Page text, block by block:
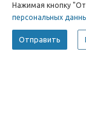
Нажимая кнопку
персональных